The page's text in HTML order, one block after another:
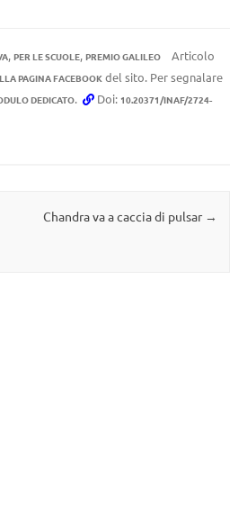
, PER LE SCUOLE, PREMIO GALILEO
Articolo
PAGINA FACEBOOKdel sito. Per segnalare
DEDICATO. Doi: 10.20371/INAF/2724-
Chandra va a caccia di pulsar →